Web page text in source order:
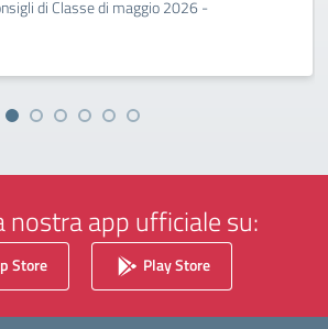
di Classe di maggio 2026 -
nostra app ufficiale su:
Store Play Store